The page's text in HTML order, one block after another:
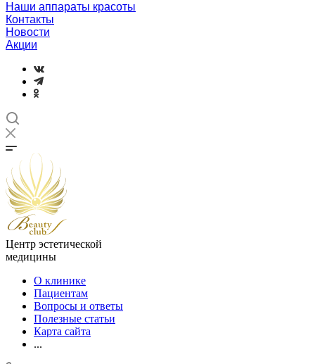
Наши аппараты красоты
Контакты
Новости
Акции
Центр эстетической
медицины
О клинике
Пациентам
Вопросы и ответы
Полезные статьи
Карта сайта
...